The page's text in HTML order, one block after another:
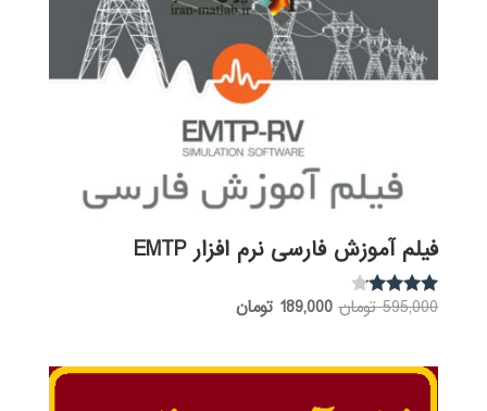
فیلم آموزش فارسی نرم افزار EMTP
نمره
595,000 تومان قیمت
بود.
189,000 تومانقیمت